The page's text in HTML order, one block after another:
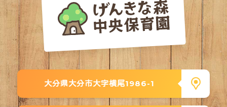
大分県大分市大字横尾1986-1